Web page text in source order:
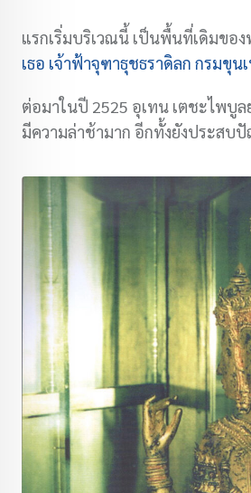
แรกเริ่มบริเวณนี้ เป็นพื้นที่เดิมขอ
เธอ เจ้าฟ้าจุฑาธุชธราดิลก กรมขุ
ต่อมาในปี 2525 อุเทน เตชะไพบู
มีความล่าช้ามาก อีกทั้งยังประสบ